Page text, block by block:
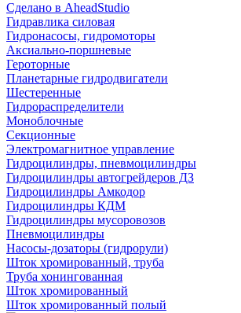
Сделано в AheadStudio
Гидравлика силовая
Гидронасосы, гидромоторы
Аксиально-поршневые
Героторные
Планетарные гидродвигатели
Шестеренные
Гидрораспределители
Моноблочные
Секционные
Электромагнитное управление
Гидроцилиндры, пневмоцилиндры
Гидроцилиндры автогрейдеров ДЗ
Гидроцилиндры Амкодор
Гидроцилиндры КДМ
Гидроцилиндры мусоровозов
Пневмоцилиндры
Насосы-дозаторы (гидрорули)
Шток хромированный, труба
Труба хонингованная
Шток хромированный
Шток хромированный полый